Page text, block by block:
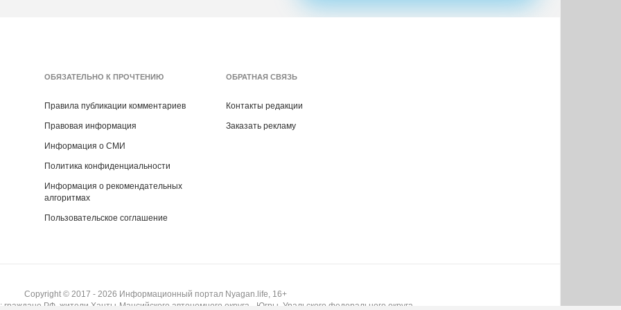
ОБЯЗАТЕЛЬНО К ПРОЧТЕНИЮ
Правила публикации комментариев
Правовая информация
Информация о СМИ
Политика конфиденциальности
Информация о рекомендательных
алгоритмах
Пользовательское соглашение
ОБРАТНАЯ СВЯЗЬ
Контакты редакции
Заказать рекламу
Copyright © 2017 - 2026 Информационный портал Nyagan.life, 16+
РФ, жители Ханты-Мансийского автономного округа - Югры, Уральского федерального округа.